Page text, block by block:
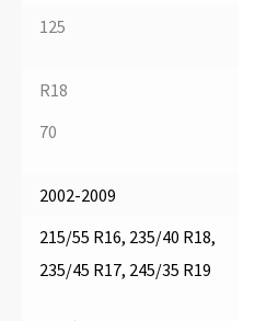
125
R18
70
2002-2009
215/55 R16, 235/40 R18,
235/45 R17, 245/35 R19